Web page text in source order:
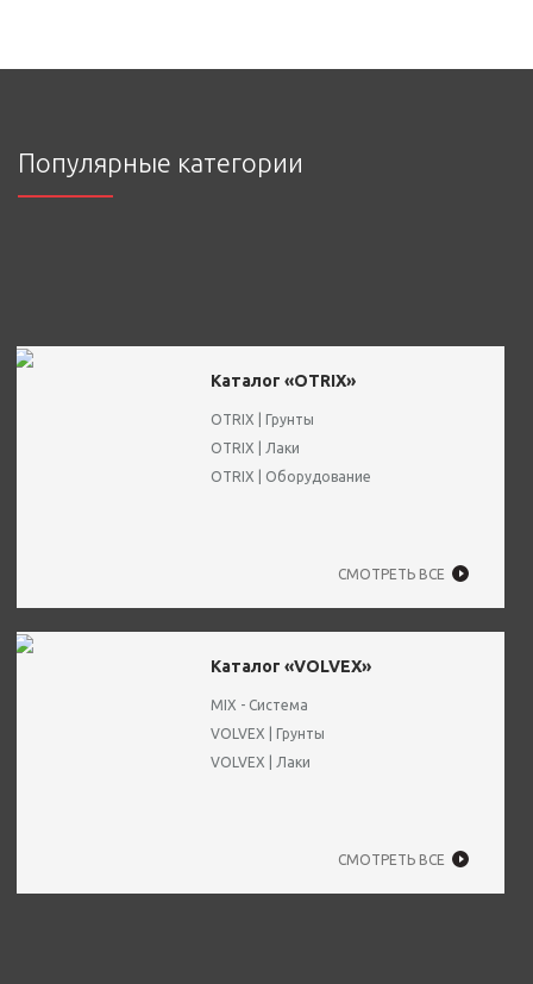
Популярные категории
Каталог «OTRIX»
OTRIX | Грунты
OTRIX | Лаки
OTRIX | Оборудование
СМОТРЕТЬ ВСЕ
Каталог «VOLVEX»
MIX - Система
VOLVEX | Грунты
VOLVEX | Лаки
СМОТРЕТЬ ВСЕ